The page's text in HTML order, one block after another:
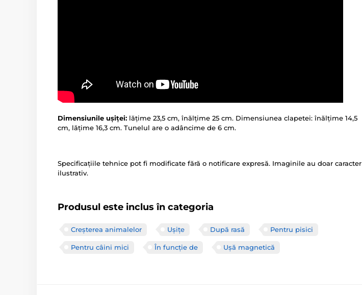
Dimensiunile ușiței: lățime 23,5 cm, înălțime 25 cm. Dimensiunea clapetei: înălțime 14,5
cm, lățime 16,3 cm. Tunelul are o adâncime de 6 cm.
Specificațiile tehnice pot fi modificate fără o notificare expresă. Imaginile au doar caracter
ilustrativ.
Produsul este inclus în categoria
Creșterea animalelor Ușițe După rasă Pentru pisici
Pentru câini mici În funcție de Ușă magnetică